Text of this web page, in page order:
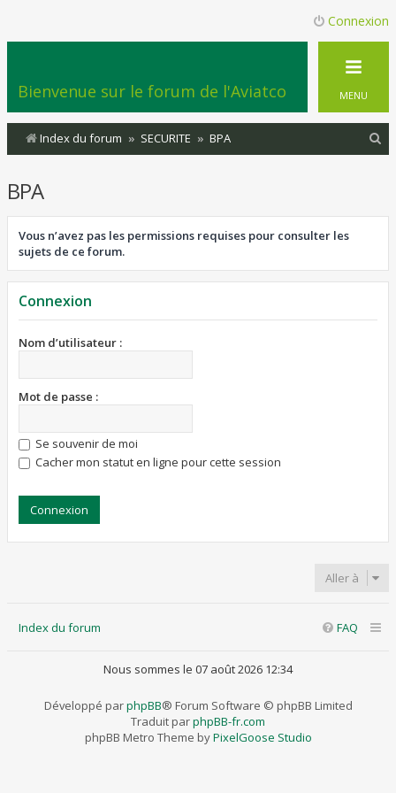
Connexion
Bienvenue sur le forum de l'Aviatco MENU
Index du forum SECURITE BPA
c
BPA
Vous n’avez pas les permissions requises pour consulter les
sujets de ce forum.
Connexion
Nom d’utilisateur :
Mot de passe :
Se souvenir de moi
Cacher mon statut en ligne pour cette session
Aller à
Index du forum FAQ
Nous sommes le 07 août 2026 12:34
Développé parphpBB® Forum Software © phpBB Limited
Traduit parphpBB-fr.com
phpBB Metro Theme byPixelGoose Studio